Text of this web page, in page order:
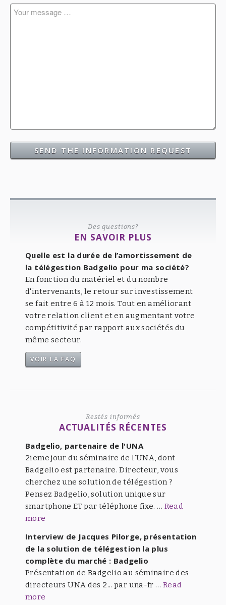
Des questions?
EN SAVOIR PLUS
Quelle est la durée de l’amortissement de
la télégestion Badgelio pour ma société?
En fonction du matériel et du nombre
d'intervenants, le retour sur investissement
se fait entre 6 à 12 mois. Tout en améliorant
votre relation client et en augmentant votre
compétitivité par rapport aux sociétés du
même secteur.
VOIR LA FAQ
Restés informés
ACTUALITÉS RÉCENTES
Badgelio, partenaire de l'UNA
2ieme jour du séminaire de l'UNA, dont
Badgelio est partenaire. Directeur, vous
cherchez une solution de télégestion ?
Pensez Badgelio, solution unique sur
smartphone ET par téléphone fixe. … Read
more
Interview de Jacques Pilorge, présentation
de la solution de télégestion la plus
complète du marché : Badgelio
Présentation de Badgelio au séminaire des
directeurs UNA des 2... par una-fr … Read
more